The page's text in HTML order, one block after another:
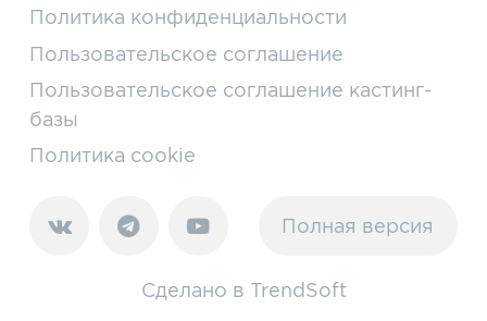
Политика конфиденциальности
Пользовательское соглашение
Пользовательское соглашение кастинг-
базы
Политика cookie
Полная версия
Сделано в TrendSoft